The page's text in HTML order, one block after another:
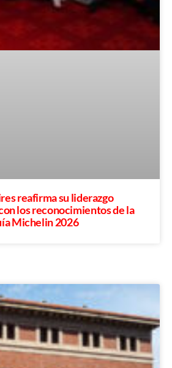
reafirma su liderazgo
los reconocimientos de la
Michelin 2026